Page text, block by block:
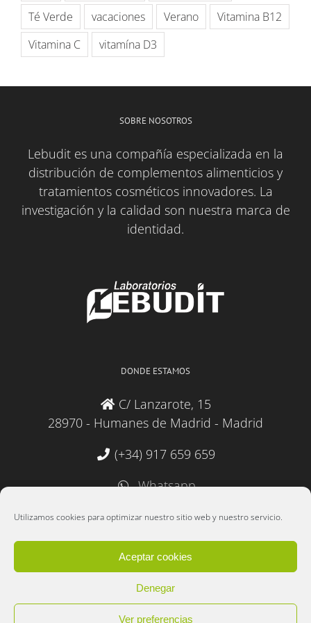
Utilizamos cookies para optimizar nuestro sitio web y nuestro servicio.
Aceptar cookies
Denegar
Ver preferencias
Té Verde vacaciones Verano
Vitamina B12
Vitamina C
vitamína D3
SOBRE NOSOTROS
Lebudit es una compañía especializada en la
distribución de complementos alimenticios y
tratamientos cosméticos innovadores. La
investigación y la calidad son nuestra marca de
identidad.
DONDE ESTAMOS
C/ Lanzarote, 15
28970 - Humanes de Madrid - Madrid
(+34) 917 659 659
Whatsapp
administracion@lebudit.com
Copyright 2025 Lebudit S.L. | Desarrollado porData 2000 Informática|
Política de privacidad y protección de datos